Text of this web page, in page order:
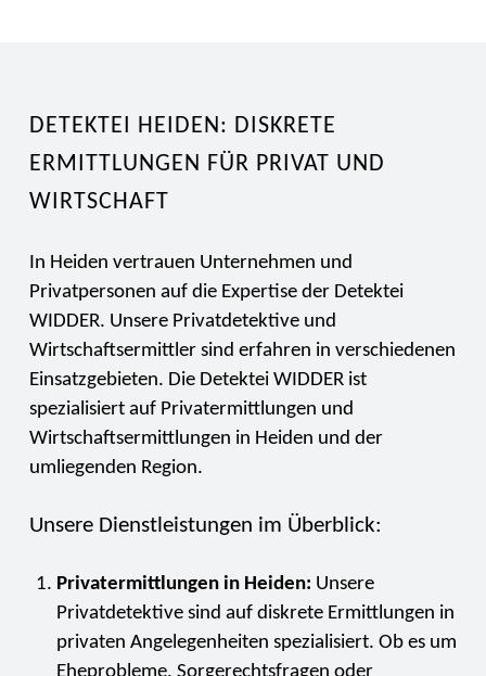
DETEKTEI HEIDEN: DISKRETE
ERMITTLUNGEN FÜR PRIVAT UND
WIRTSCHAFT
In Heiden vertrauen Unternehmen und
Privatpersonen auf die Expertise der Detektei
WIDDER. Unsere Privatdetektive und
Wirtschaftsermittler sind erfahren in verschiedenen
Einsatzgebieten. Die Detektei WIDDER ist
spezialisiert auf Privatermittlungen und
Wirtschaftsermittlungen in Heiden und der
umliegenden Region.
Unsere Dienstleistungen im Überblick:
Privatermittlungen in Heiden: Unsere
Privatdetektive sind auf diskrete Ermittlungen in
privaten Angelegenheiten spezialisiert. Ob es um